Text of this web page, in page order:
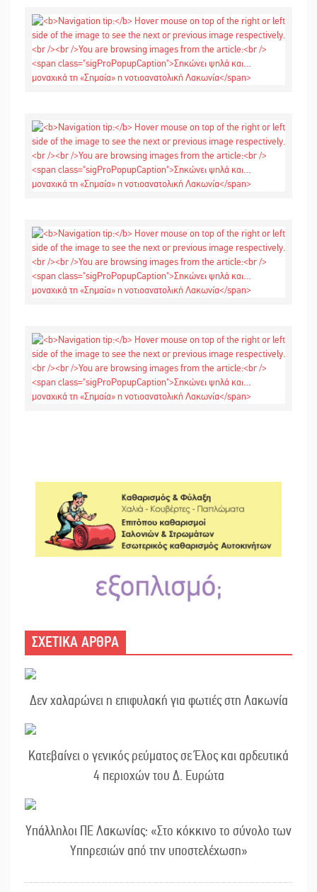
ΣΧΕΤΙΚΑ ΑΡΘΡΑ
Δεν χαλαρώνει η επιφυλακή για φωτιές στη Λακωνία
Κατεβαίνει ο γενικός ρεύματος σε Έλος και αρδευτικά
4 περιοχών του Δ. Ευρώτα
Υπάλληλοι ΠΕ Λακωνίας: «Στο κόκκινο το σύνολο των
Υπηρεσιών από την υποστελέχωση»